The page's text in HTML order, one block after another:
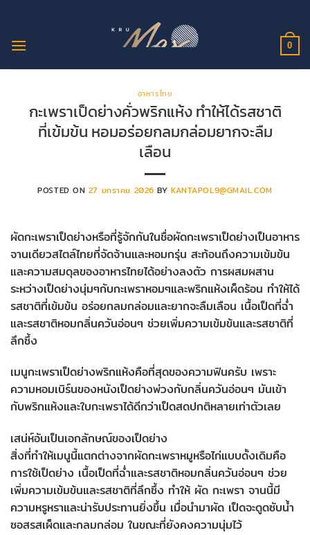
ยัง
0
อาหารไทย
กะเพราเป็ดย่างคั่วพริกแห้ง ทำให้ได้รสชาติ
ที่เข้มข้น หอมอร่อยกลมกล่อมยากจะลืม
เลือน
POSTED ON 27 มกราคม 2026 BYKANTAPOL9@GMAIL.COM
ผัดกะเพราเป็ดย่างหรือที่รู้จักกันในชื่อผัดกะเพราเป็ดย่างเป็นอาหาร
จานเดียวสไตล์ไทยที่จัดจ้านและหอมกรุ่น สะท้อนถึงความเข้มข้น
และความสมดุลของอาหารไทยได้อย่างลงตัว การผสมผสาน
ระหว่างเป็ดย่างนุ่มๆกับกะเพราหอมๆและพริกแห้งเผ็ดร้อน ทำให้ได้
รสชาติที่เข้มข้น อร่อยกลมกล่อมและยากจะลืมเลือน เนื้อเป็ดที่ฉ่ำ
และรสชาติหอมกลิ่นควันอ่อนๆ ช่วยเพิ่มความเข้มข้นและรสชาติที่
ลึกซึ้ง
เมนูกะเพราเป็ดย่างพริกแห้งคือที่สุดของความฟินครับ เพราะ
ความหอมเบิร์นของหนังเป็ดย่างพ่วงกับกลิ่นควันอ่อนๆ มันเข้า
กับพริกแห้งและใบกะเพราได้ดีกว่าเป็ดสดปกติหลายเท่าตัวเลย
เสน่ห์อันเป็นเอกลักษณ์ของเป็ดย่าง
สิ่งที่ทำให้เมนูนี้แตกต่างจากผัดกะเพราหมูหรือไก่แบบดั้งเดิมคือ
การใช้เป็ดย่าง เนื้อเป็ดที่ฉ่ำและรสชาติหอมกลิ่นควันอ่อนๆ ช่วย
เพิ่มความเข้มข้นและรสชาติที่ลึกซึ้ง ทำให้ ผัด กะเพรา จานนี้มี
ความหรูหราและน่ารับประทานยิ่งขึ้น เมื่อนำมาผัด เป็ดจะดูดซับน้ำ
ซอสรสเผ็ดและกลมกล่อม ในขณะที่ยังคงความนุ่มไว้